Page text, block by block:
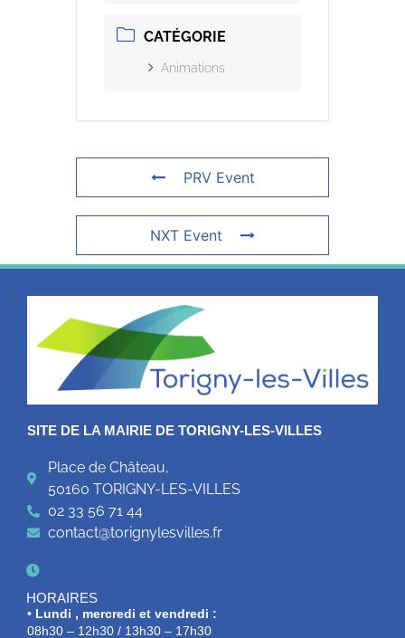
CATÉGORIE
Animations
PRV Event
NXT Event
SITE DE LA MAIRIE DE TORIGNY-LES-VILLES
Place de Château,
50160 TORIGNY-LES-VILLES
02 33 56 71 44
contact@torignylesvilles.fr
HORAIRES
• Lundi , mercredi et vendredi :
08h30 – 12h30 / 13h30 – 17h30